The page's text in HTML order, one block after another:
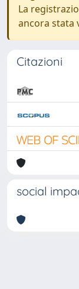
La
ancora stata
Citazioni
social